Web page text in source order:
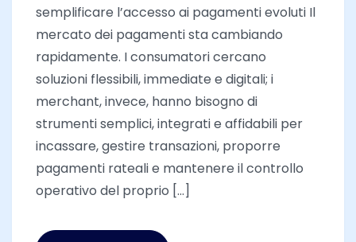
semplificare l’accesso ai pagamenti evoluti Il
mercato dei pagamenti sta cambiando
rapidamente. I consumatori cercano
soluzioni flessibili, immediate e digitali; i
merchant, invece, hanno bisogno di
strumenti semplici, integrati e affidabili per
incassare, gestire transazioni, proporre
pagamenti rateali e mantenere il controllo
operativo del proprio [...]